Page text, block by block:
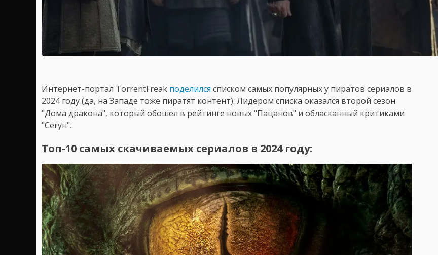
Интернет-портал TorrentFreak поделился списком самых популярных у пиратов сериалов в
2024 году (да, на Западе тоже пиратят контент). Лидером списка оказался второй сезон
"Дома дракона", который обошел в рейтинге новых "Пацанов" и обласканный критиками
"Сегун".
Топ-10 самых скачиваемых сериалов в 2024 году: